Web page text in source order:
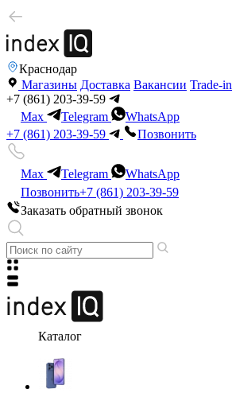
Краснодар
Магазины Доставка Вакансии Trade-in
+7 (861) 203-39-59
Max
Telegram
WhatsApp
+7 (861) 203-39-59
Позвонить
Max Telegram
WhatsApp
Позвонить+7 (861) 203-39-59
Заказать обратный звонок
Каталог